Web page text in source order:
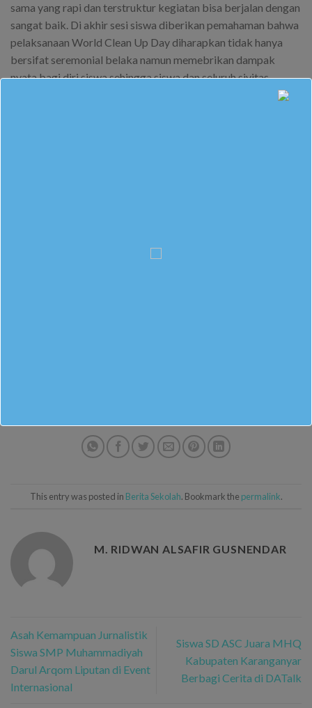
sama yang rapi dan terstruktur kegiatan bisa berjalan dengan
sangat baik. Di akhir sesi siswa diberikan pemahaman bahwa
pelaksanaan World Clean Up Day diharapkan tidak hanya
bersifat seremonial belaka namun memebrikan dampak
nyata bagi diri siswa sehingga siswa dan seluruh sivitas
akademika SMP Muhammadiyah Darul Arqom menerapkan
This entry was posted in Berita Sekolah. Bookmark the permalink.
M. RIDWAN ALSAFIR GUSNENDAR
Asah Kemampuan Jurnalistik
Siswa SMP Muhammadiyah
Darul Arqom Liputan di Event
Internasional
Siswa SD ASC Juara MHQ
Kabupaten Karanganyar
Berbagi Cerita di DATalk